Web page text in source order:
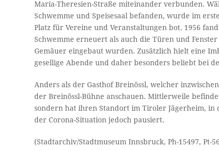
Maria-Theresien-Straße miteinander verbunden.
Schwemme und Speisesaal befanden, wurde im
Platz für Vereine und Veranstaltungen bot. 1956
Schwemme erneuert als auch die Türen und
Gemäuer eingebaut wurden. Zusätzlich hielt eine
gesellige Abende und daher besonders beliebt bei
Anders als der Gasthof Breinössl, welcher
der Breinössl-Bühne anschauen. Mittlerweile
sondern hat ihren Standort im Tiroler Jägerheim, in
der Corona-Situation jedoch pausiert.
(Stadtarchiv/Stadtmuseum Innsbruck, Ph-15497, Pt-